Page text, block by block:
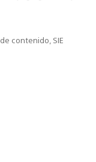
contenido, SIE